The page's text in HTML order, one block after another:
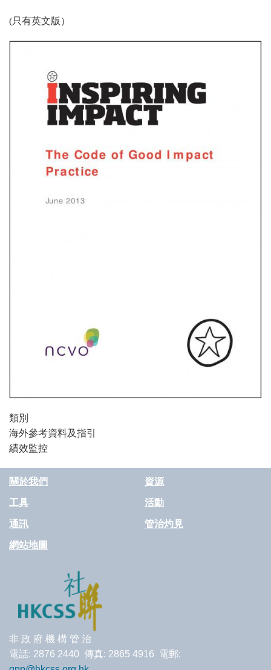
(只有英文版）
類別
海外參考資料及指引
績效監控
關於我們 資源
工具 活動
通訊 管治灼見
網站地圖
非 政 府 機 構 管 治
電話: 2876 2440 傳真: 2865 4916 電郵: